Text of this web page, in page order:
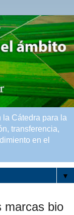
la Cátedra para la
transferencia,
en el
▼
marcas bio